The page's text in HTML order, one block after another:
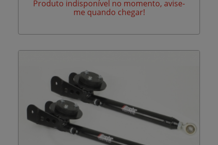
Produto indisponível no momento, avise-
me quando chegar!